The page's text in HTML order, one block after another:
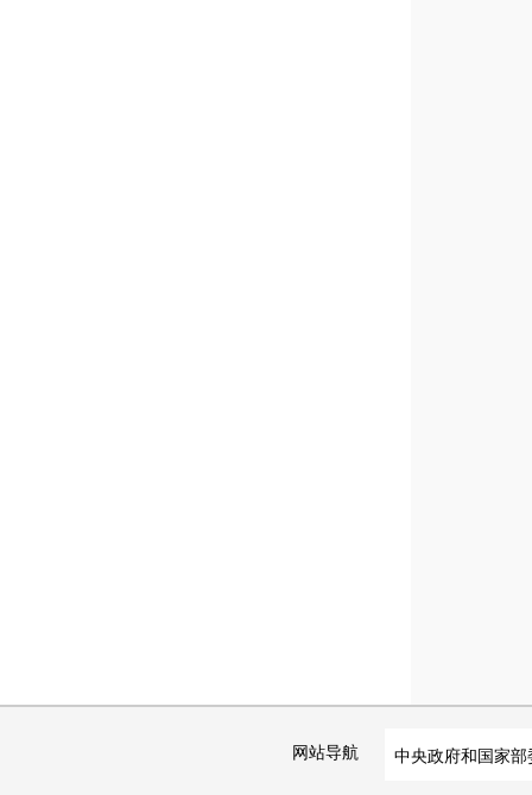
网站导航 中央政府和国家部